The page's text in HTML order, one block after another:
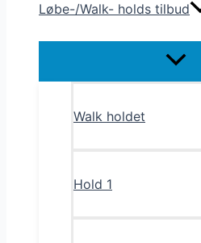
Løbe-/Walk- holds tilbud
Menu
Walk holdet
Hold 1